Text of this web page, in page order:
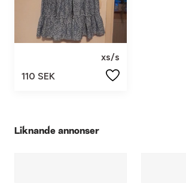
xs/s
110 SEK
Liknande annonser